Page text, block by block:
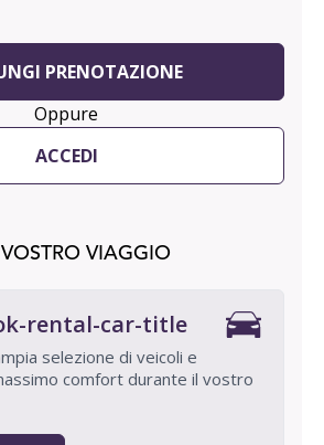
PRENOTAZIONE
Oppure
ACCEDI
VIAGGIO
rental-car-title
selezione di veicoli e
comfort durante il vostro